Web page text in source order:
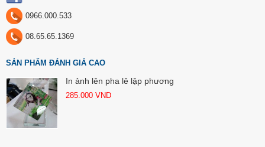
0966.000.533
08.65.65.1369
SẢN PHẨM ĐÁNH GIÁ CAO
In ảnh lên pha lê lập phương
285.000 VND